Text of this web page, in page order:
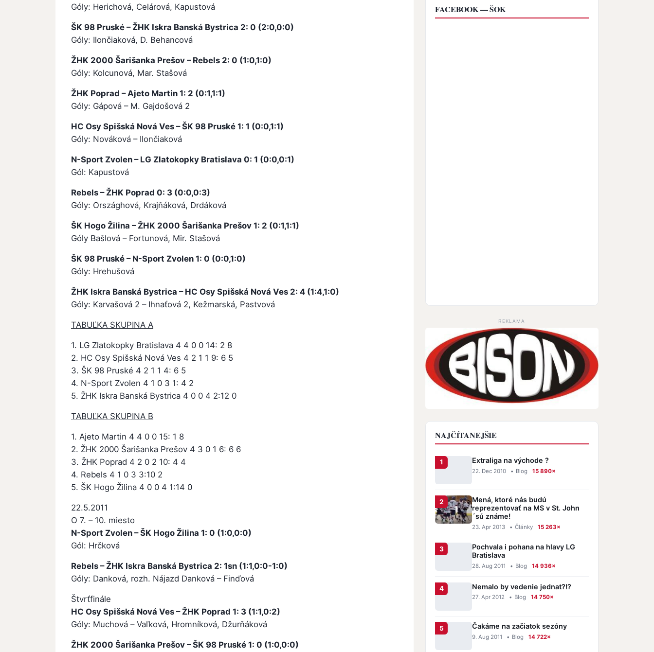
Góly: Herichová, Celárová, Kapustová
ŠK 98 Pruské – ŽHK Iskra Banská Bystrica 2: 0 (2:0,0:0)
Góly: Ilončiaková, D. Behancová
ŽHK 2000 Šarišanka Prešov – Rebels 2: 0 (1:0,1:0)
Góly: Kolcunová, Mar. Stašová
ŽHK Poprad – Ajeto Martin 1: 2 (0:1,1:1)
Góly: Gápová – M. Gajdošová 2
HC Osy Spišská Nová Ves – ŠK 98 Pruské 1: 1 (0:0,1:1)
Góly: Nováková – Ilončiaková
N-Sport Zvolen – LG Zlatokopky Bratislava 0: 1 (0:0,0:1)
Gól: Kapustová
Rebels – ŽHK Poprad 0: 3 (0:0,0:3)
Góly: Országhová, Krajňáková, Drdáková
ŠK Hogo Žilina – ŽHK 2000 Šarišanka Prešov 1: 2 (0:1,1:1)
Góly Bašlová – Fortunová, Mir. Stašová
ŠK 98 Pruské – N-Sport Zvolen 1: 0 (0:0,1:0)
Góly: Hrehušová
ŽHK Iskra Banská Bystrica – HC Osy Spišská Nová Ves 2: 4 (1:4,1:0)
Góly: Karvašová 2 – Ihnaťová 2, Kežmarská, Pastvová
TABUĽKA SKUPINA A
1. LG Zlatokopky Bratislava 4 4 0 0 14: 2 8
2. HC Osy Spišská Nová Ves 4 2 1 1 9: 6 5
3. ŠK 98 Pruské 4 2 1 1 4: 6 5
4. N-Sport Zvolen 4 1 0 3 1: 4 2
5. ŽHK Iskra Banská Bystrica 4 0 0 4 2:12 0
TABUĽKA SKUPINA B
1. Ajeto Martin 4 4 0 0 15: 1 8
2. ŽHK 2000 Šarišanka Prešov 4 3 0 1 6: 6 6
3. ŽHK Poprad 4 2 0 2 10: 4 4
4. Rebels 4 1 0 3 3:10 2
5. ŠK Hogo Žilina 4 0 0 4 1:14 0
22.5.2011
O 7. – 10. miesto
N-Sport Zvolen – ŠK Hogo Žilina 1: 0 (1:0,0:0)
Gól: Hrčková
Rebels – ŽHK Iskra Banská Bystrica 2: 1sn (1:1,0:0-1:0)
Góly: Danková, rozh. Nájazd Danková – Finďová
Štvrťfinále
HC Osy Spišská Nová Ves – ŽHK Poprad 1: 3 (1:1,0:2)
Góly: Muchová – Vaľková, Hromníková, Džurňáková
ŽHK 2000 Šarišanka Prešov – ŠK 98 Pruské 1: 0 (1:0,0:0)
FACEBOOK — ŠOK
REKLAMA
NAJČÍTANEJŠIE
Extraliga na východe ?
22. Dec 2010 • Blog 15 890×
Mená, ktoré nás budú
reprezentovať na MS v St. John
´sú známe!
23. Apr 2013 • Články 15 263×
Pochvala i pohana na hlavy LG
Bratislava
28. Aug 2011 • Blog 14 936×
Nemalo by vedenie jednat?!?
27. Apr 2012 • Blog 14 750×
Čakáme na začiatok sezóny
9. Aug 2011 • Blog 14 722×